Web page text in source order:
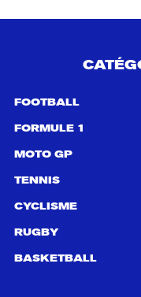
FOOTBALL
FORMULE 1
MOTO GP
TENNIS
CYCLISME
RUGBY
BASKETBALL